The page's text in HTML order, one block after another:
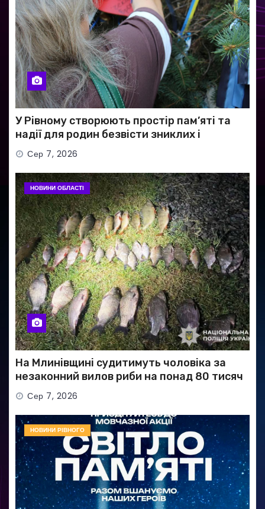
У Рівному створюють простір пам’яті та
надії для родин безвісти зниклих і
полонених військових
Сер 7, 2026
НОВИНИ ОБЛАСТІ
На Млинівщині судитимуть чоловіка за
незаконний вилов риби на понад 80 тисяч
гривень
Сер 7, 2026
НОВИНИ РІВНОГО